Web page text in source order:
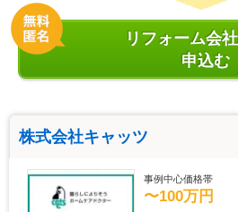
リフォーム会
申込む
株式会社キャッツ
事例中心価格帯
〜100万円